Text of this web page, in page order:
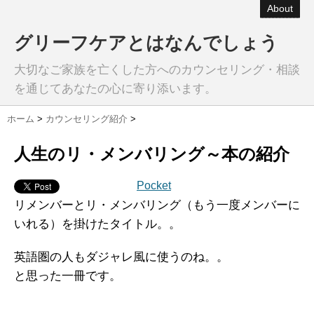
About
グリーフケアとはなんでしょう
大切なご家族を亡くした方へのカウンセリング・相談
を通じてあなたの心に寄り添います。
ホーム > カウンセリング紹介 >
人生のリ・メンバリング～本の紹介
Pocket
リメンバーとリ・メンバリング（もう一度メンバーに
いれる）を掛けたタイトル。。
英語圏の人もダジャレ風に使うのね。。
と思った一冊です。